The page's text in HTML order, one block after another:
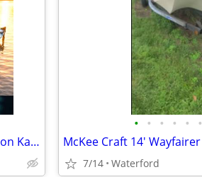
BRAND NEW!! Tandem Kayak, Two Person Kayak, Double Seat, Pedal Drive @
• • • • • •
McKee Craft 14' Wayfairer
7/14 Waterford